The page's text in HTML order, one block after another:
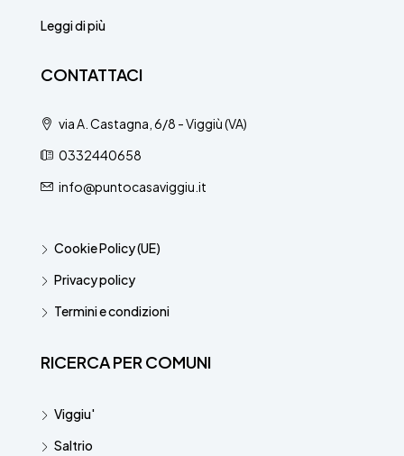
Leggi di più
CONTATTACI
via A. Castagna, 6/8 - Viggiù (VA)
0332440658
info@puntocasaviggiu.it
Cookie Policy (UE)
Privacy policy
Termini e condizioni
RICERCA PER COMUNI
Viggiu'
Saltrio